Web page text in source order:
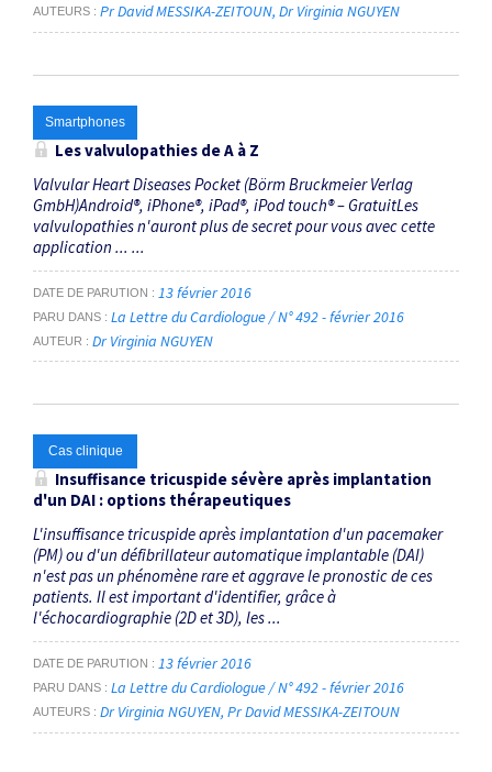
AUTEURS Pr David MESSIKA-ZEITOUN Dr Virginia NGUYEN
Smartphones
Les valvulopathies de A à Z
Valvular Heart Diseases Pocket (Börm Bruckmeier Verlag
GmbH)Android®, iPhone®, iPad®, iPod touch® – GratuitLes
valvulopathies n'auront plus de secret pour vous avec cette
application ... ...
DATE DE PARUTION 13 février 2016
PARU DANS La Lettre du Cardiologue / N° 492 - février 2016
AUTEUR Dr Virginia NGUYEN
Cas clinique
Insuffisance tricuspide sévère après implantation
d'un DAI : options thérapeutiques
L'insuffisance tricuspide après implantation d'un pacemaker
(PM) ou d'un défibrillateur automatique implantable (DAI)
n'est pas un phénomène rare et aggrave le pronostic de ces
patients. Il est important d'identifier, grâce à
l'échocardiographie (2D et 3D), les ...
DATE DE PARUTION 13 février 2016
PARU DANS La Lettre du Cardiologue / N° 492 - février 2016
AUTEURS Dr Virginia NGUYEN Pr David MESSIKA-ZEITOUN